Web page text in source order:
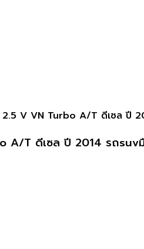
V VN Turbo A/T ดีเซล ปี
A/T ดีเซล ปี 2014 รถsuv